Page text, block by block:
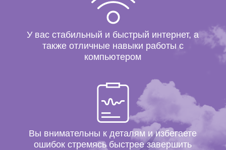
У вас стабильный и быстрый интернет, а
также отличные навыки работы с
компьютером
Вы внимательны к деталям и избегаете
ошибок стремясь быстрее завершить